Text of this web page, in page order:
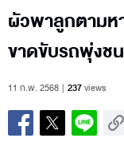
ผัวพาลูกตามห
ขาดขับรถพุ่งช
11 ก.พ. 2568 237views